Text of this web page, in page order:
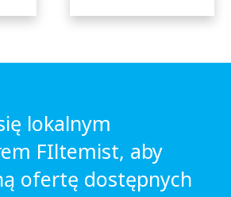
lokalnym
FIltemist, aby
ofertę dostępnych